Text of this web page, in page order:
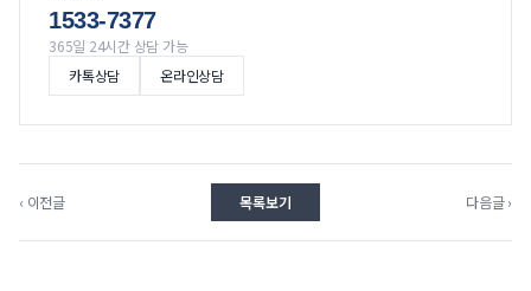
1533-7377
365일 24시간 상담 가능
카톡상담
온라인상담
‹ 이전글 목록보기 다음글 ›